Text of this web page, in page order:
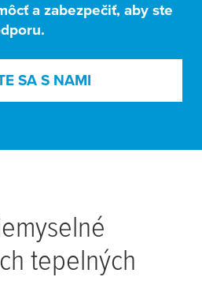
a zabezpečiť, aby ste
SA S NAMI
tepelných